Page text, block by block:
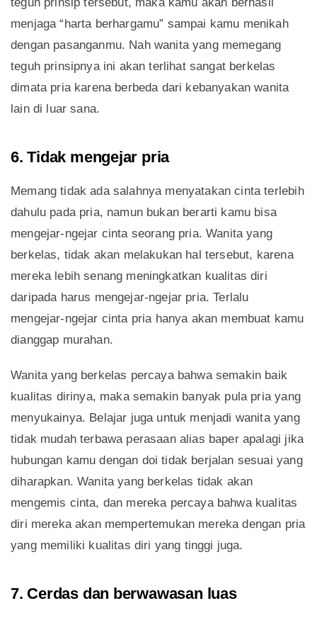
menjaga “harta berhargamu” sampai kamu menikah
dengan pasanganmu. Nah wanita yang memegang
teguh prinsipnya ini akan terlihat sangat berkelas
dimata pria karena berbeda dari kebanyakan wanita
lain di luar sana.
6. Tidak mengejar pria
Memang tidak ada salahnya menyatakan cinta terlebih
dahulu pada pria, namun bukan berarti kamu bisa
mengejar-ngejar cinta seorang pria. Wanita yang
berkelas, tidak akan melakukan hal tersebut, karena
mereka lebih senang meningkatkan kualitas diri
daripada harus mengejar-ngejar pria. Terlalu
mengejar-ngejar cinta pria hanya akan membuat kamu
dianggap murahan.
Wanita yang berkelas percaya bahwa semakin baik
kualitas dirinya, maka semakin banyak pula pria yang
menyukainya. Belajar juga untuk menjadi wanita yang
tidak mudah terbawa perasaan alias baper apalagi jika
hubungan kamu dengan doi tidak berjalan sesuai yang
diharapkan. Wanita yang berkelas tidak akan
mengemis cinta, dan mereka percaya bahwa kualitas
diri mereka akan mempertemukan mereka dengan pria
yang memiliki kualitas diri yang tinggi juga.
7. Cerdas dan berwawasan luas